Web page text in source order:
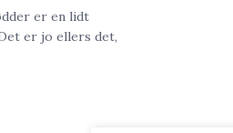
er en lidt
er jo ellers det,